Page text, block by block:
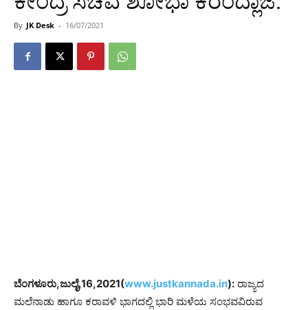
By JK Desk - 16/07/2021
ಬೆಂಗಳೂರು,ಜುಲೈ,16,2021(www.justkannada.in): ರಾಜ್ಯದ
ಮಲೆನಾಡು ಹಾಗೂ ಕರಾವಳಿ ಭಾಗದಲ್ಲಿ ಭಾರಿ ಮಳೆಯ ಸಂಭವವಿರುವ